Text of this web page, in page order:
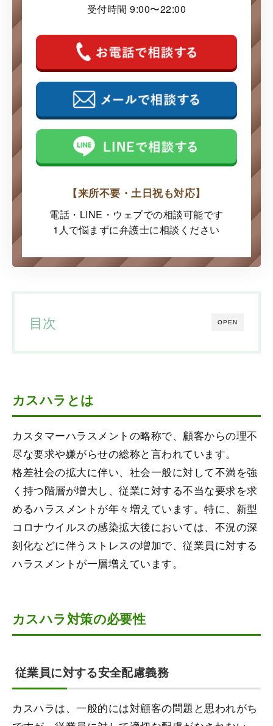
受付時間 9:00〜22:00
【来所不要・土日祝も対応】
電話・LINE・ウェブでの相談可能です
1人で悩まずに弁護士に相談ください
OPEN
目次
カスハラとは
カスタマーハラスメントの略称で、顧客からの理不
尽な要求や嫌がらせの総称と言われています。
格差社会の拡大に伴い、社会一般に対して不満を強
く持つ階層が増大し、従業に対する不当な要求を求
めるハラスメントが年々増えています。特に、新型
コロナウイルスの感染拡大後においては、不況の深
刻化などに伴うストレスの増加で、従業員に対する
ハラスメントが一層増えています。
カスハラ対策の必要性
従業員に対する安全配慮義務
カスハラは、一般的には対顧客の問題と思われがち